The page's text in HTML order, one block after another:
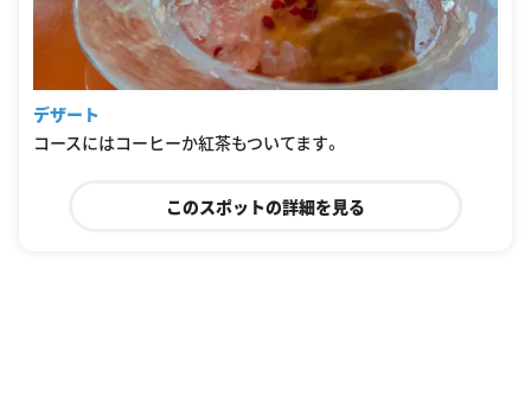
デザート
コースにはコーヒーか紅茶もついてます。
このスポットの詳細を見る